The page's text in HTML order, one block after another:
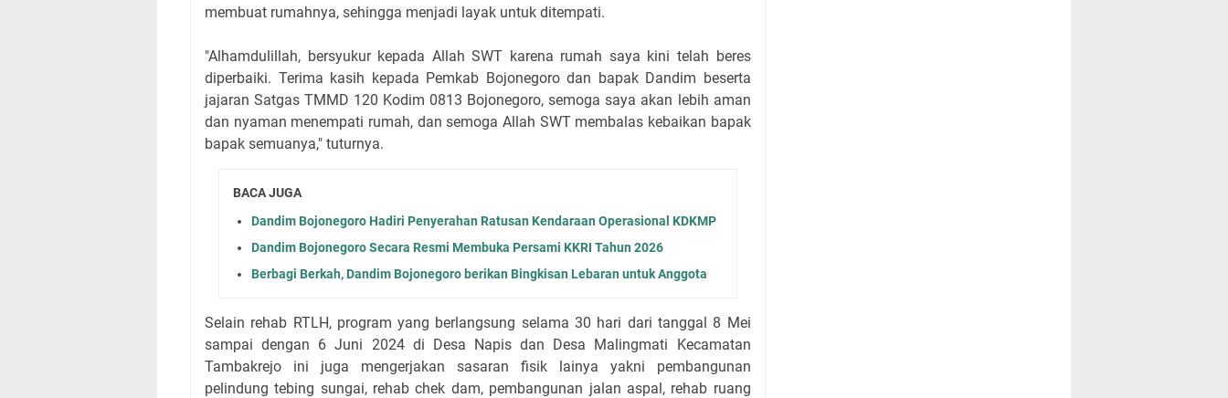
membuat rumahnya, sehingga menjadi layak untuk ditempati.
"Alhamdulillah, bersyukur kepada Allah SWT karena rumah saya kini telah beres
diperbaiki. Terima kasih kepada Pemkab Bojonegoro dan bapak Dandim beserta
jajaran Satgas TMMD 120 Kodim 0813 Bojonegoro, semoga saya akan lebih aman
dan nyaman menempati rumah, dan semoga Allah SWT membalas kebaikan bapak
bapak semuanya," tuturnya.
BACA JUGA
Dandim Bojonegoro Hadiri Penyerahan Ratusan Kendaraan Operasional KDKMP
Dandim Bojonegoro Secara Resmi Membuka Persami KKRI Tahun 2026
Berbagi Berkah, Dandim Bojonegoro berikan Bingkisan Lebaran untuk Anggota
Selain rehab RTLH, program yang berlangsung selama 30 hari dari tanggal 8 Mei
sampai dengan 6 Juni 2024 di Desa Napis dan Desa Malingmati Kecamatan
Tambakrejo ini juga mengerjakan sasaran fisik lainya yakni pembangunan
pelindung tebing sungai, rehab chek dam, pembangunan jalan aspal, rehab ruang